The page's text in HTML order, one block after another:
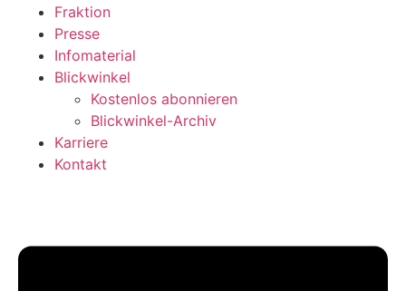
Fraktion
Presse
Infomaterial
Blickwinkel
Kostenlos abonnieren
Blickwinkel-Archiv
Karriere
Kontakt